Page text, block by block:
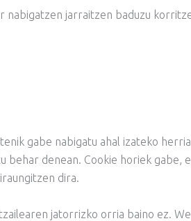
nabigatzen jarraitzen baduzu
gabe nabigatu ahal izateko
denean. Cookie horiek gabe,
dira.
jatorrizko orria baino ez.